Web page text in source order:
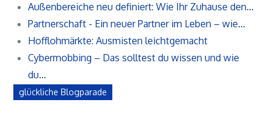
Außenbereiche neu definiert: Wie Ihr Zuhause den…
Partnerschaft - Ein neuer Partner im Leben – wie…
Hofflohmärkte: Ausmisten leichtgemacht
Cybermobbing – Das solltest du wissen und wie
du…
glückliche Blogparade